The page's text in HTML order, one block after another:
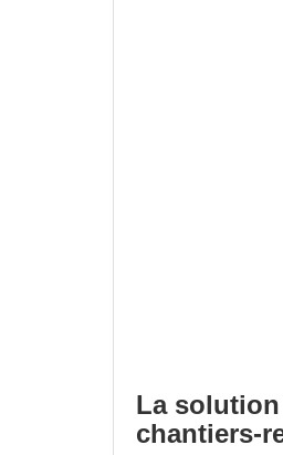
La
chantiers-